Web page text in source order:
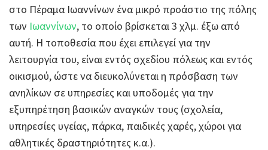
στο Πέραμα Ιωαννίνων ένα μικρό προάστιο της πόλης
των Ιωαννίνων, το οποίο βρίσκεται 3 χλμ. έξω από
αυτή. Η τοποθεσία που έχει επιλεγεί για την
λειτουργία του, είναι εντός σχεδίου πόλεως και εντός
οικισμού, ώστε να διευκολύνεται η πρόσβαση των
ανηλίκων σε υπηρεσίες και υποδομές για την
εξυπηρέτηση βασικών αναγκών τους (σχολεία,
υπηρεσίες υγείας, πάρκα, παιδικές χαρές, χώροι για
αθλητικές δραστηριότητες κ.α.).